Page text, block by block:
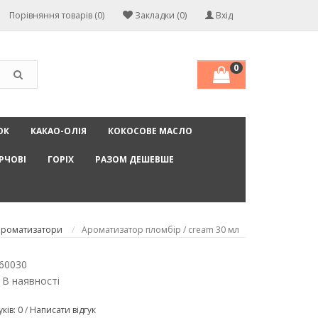
Вхід
Закладки (0)
Порівняння товарів (0)
0
КАКАО-ОЛІЯ КОКОСОВЕ МАСЛО
ГОРІХ РАЗОМ ДЕШЕВШЕ
Ароматизатор пломбір / cream 30 мл
наявності
0/ Написати відгук